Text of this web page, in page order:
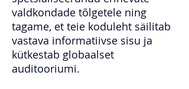
valdkondade tõlgetele ning
tagame, et teie koduleht säilitab
vastava informatiivse sisu ja
kütkestab globaalset
auditooriumi.